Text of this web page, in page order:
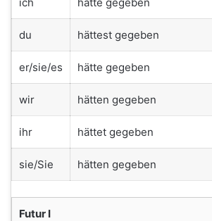
du hättest gegeben
er/sie/es hätte gegeben
wir hätten gegeben
ihr hättet gegeben
sie/Sie hätten gegeben
Futur I